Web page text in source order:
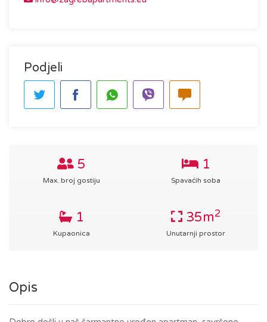
Podjeli
5
Max. broj gostiju
1
Spavaćih soba
1
Kupaonica
35m2
Unutarnji prostor
Opis